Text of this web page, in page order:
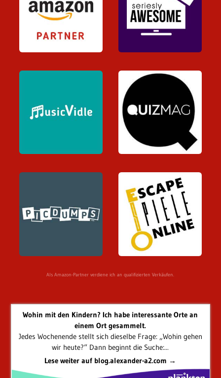
Als Amazon-Partner verdiene ich an qualifizierten Verkäufen.
Wohin mit den Kindern? Ich habe interessante Orte an
einem Ort gesammelt.
Jedes Wochenende stellt sich dieselbe Frage: „Wohin gehen
wir heute?“ Dann beginnt die Suche:...
Lese weiter auf blog.alexander-a2.com →